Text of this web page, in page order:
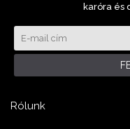
karóra és
Rólunk